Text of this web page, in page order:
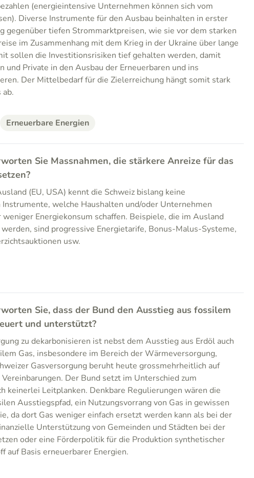
(energieintensive Unternehmen können sich vom
Diverse Instrumente für den Ausbau beinhalten in erster
gegenüber tiefen Strommarktpreisen, wie sie vor dem starken
im Zusammenhang mit dem Krieg in der Ukraine über lange
sollen die Investitionsrisiken tief gehalten werden, damit
und Private in den Ausbau der Erneuerbaren und ins
Der Mittelbedarf für die Zielerreichung hängt somit stark
Erneuerbare Energien
Sie Massnahmen, die stärkere Anreize für das
(EU, USA) kennt die Schweiz bislang keine
welche Haushalten und/oder Unternehmen
Energiekonsum schaffen. Beispiele, die im Ausland
sind progressive Energietarife, Bonus-Malus-Systeme,
usw.
Sie, dass der Bund den Ausstieg aus fossilem
und unterstützt?
zu dekarbonisieren ist nebst dem Ausstieg aus Erdöl auch
Gas, insbesondere im Bereich der Wärmeversorgung,
Gasversorgung beruht heute grossmehrheitlich auf
Der Bund setzt im Unterschied zum
keinerlei Leitplanken. Denkbare Regulierungen wären die
Ausstiegspfad, ein Nutzungsvorrang von Gas in gewissen
da dort Gas weniger einfach ersetzt werden kann als bei der
Unterstützung von Gemeinden und Städten bei der
oder eine Förderpolitik für die Produktion synthetischer
auf Basis erneuerbarer Energien.